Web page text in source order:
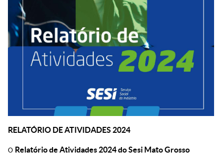
RELATÓRIO DE ATIVIDADES 2024
O Relatório de Atividades 2024 do Sesi Mato Grosso